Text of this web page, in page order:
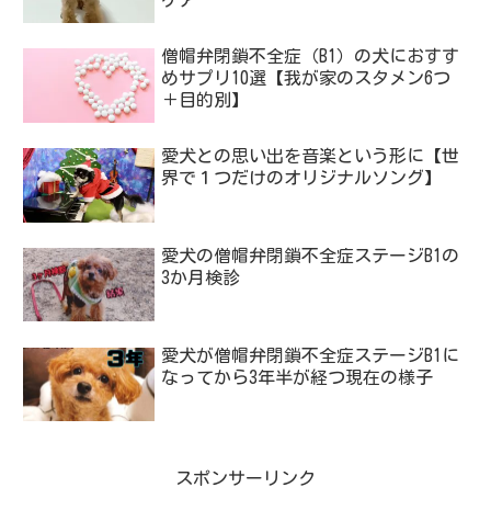
僧帽弁閉鎖不全症（B1）の犬におすす
めサプリ10選【我が家のスタメン6つ
＋目的別】
愛犬との思い出を音楽という形に【世
界で１つだけのオリジナルソング】
愛犬の僧帽弁閉鎖不全症ステージB1の
3か月検診
愛犬が僧帽弁閉鎖不全症ステージB1に
なってから3年半が経つ現在の様子
スポンサーリンク